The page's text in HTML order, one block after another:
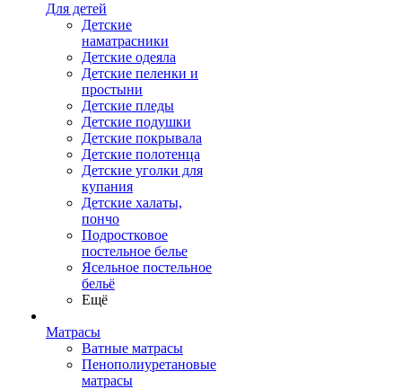
Для детей
Детские
наматрасники
Детские одеяла
Детские пеленки и
простыни
Детские пледы
Детские подушки
Детские покрывала
Детские полотенца
Детские уголки для
купания
Детские халаты,
пончо
Подростковое
постельное белье
Ясельное постельное
бельё
Ещё
Матрасы
Ватные матрасы
Пенополиуретановые
матрасы